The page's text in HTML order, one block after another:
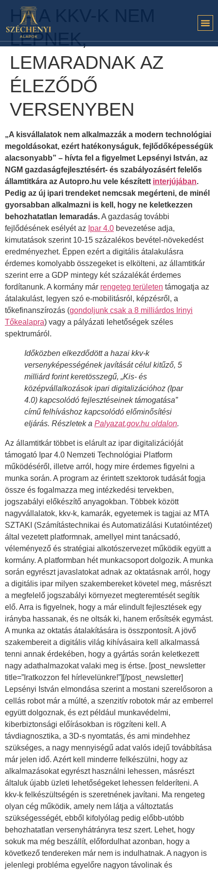
HA A KKV-K NEM
LÉPNEK,
LEMARADNAK AZ
ÉLEZŐDŐ
VERSENYBEN
„A kisvállalatok nem alkalmazzák a modern technológiai
megoldásokat, ezért hatékonyságuk, fejlődőképességük
alacsonyabb” – hívta fel a figyelmet Lepsényi István, az
NGM gazdaságfejlesztésért- és szabályozásért felelős
államtitkára az Autopro.hu vele készített interjújában.
Pedig az új ipari trendeket nemcsak megérteni, de minél
gyorsabban alkalmazni is kell, hogy ne keletkezzen
behozhatatlan lemaradás.A gazdaság további
fejlődésének esélyét az Ipar 4.0 bevezetése adja,
kimutatások szerint 10-15 százalékos bevétel-növekedést
eredményezhet. Éppen ezért a digitális átalakulásra
érdemes komolyabb összegeket is elkölteni, az államtitkár
szerint erre a GDP mintegy két százalékát érdemes
fordítanunk. A kormány már rengeteg területen támogatja az
átalakulást, legyen szó e-mobilitásról, képzésről, a
tőkefinanszírozás (gondoljunk csak a 8 milliárdos Irinyi
Tőkealapra) vagy a pályázati lehetőségek széles
spektrumáról.
Időközben elkezdődött a hazai kkv-k
versenyképességének javítását célul kitűző, 5
milliárd forint keretösszegű, „Kis- és
középvállalkozások ipari digitalizációhoz (Ipar
4.0) kapcsolódó fejlesztéseinek támogatása”
című felhíváshoz kapcsolódó előminősítési
eljárás. Részletek a Palyazat.gov.hu oldalon.
Az államtitkár többet is elárult az ipar digitalizációját
támogató Ipar 4.0 Nemzeti Technológiai Platform
működéséről, illetve arról, hogy mire érdemes figyelni a
munka során. A program az érintett szektorok tudását fogja
össze és fogalmazza meg intézkedési tervekben,
jogszabályi előkészítő anyagokban. Többek között
nagyvállalatok, kkv-k, kamarák, egyetemek is tagjai az MTA
SZTAKI (Számítástechnikai és Automatizálási Kutatóintézet)
által vezetett platformnak, amellyel mint tanácsadó,
véleményező és stratégiai alkotószervezet működik együtt a
kormány. A platformban hét munkacsoport dolgozik. A munka
során egyrészt javaslatokat adnak az oktatásnak arról, hogy
a digitális ipar milyen szakembereket követel meg, másrészt
a megfelelő jogszabályi környezet megteremtését segítik
elő. Arra is figyelnek, hogy a már elindult fejlesztések egy
irányba hassanak, és ne oltsák ki, hanem erősítsék egymást.
A munka az oktatás átalakítására is összpontosít. A jövő
szakembereit a digitális világ kihívásaira kell alkalmassá
tenni annak érdekében, hogy a gyártás során keletkezett
nagy adathalmazokat valaki meg is értse. [post_newsletter
title=”Iratkozzon fel hírlevelünkre!”][/post_newsletter]
Lepsényi István elmondása szerint a mostani szerelősoron a
cellás robot már a múlté, a szenzitív robotok már az emberrel
együtt dolgoznak, és ezt például munkavédelmi,
kiberbiztonsági előírásokban is rögzíteni kell. A
távdiagnosztika, a 3D-s nyomtatás, és ami mindehhez
szükséges, a nagy mennyiségű adat valós idejű továbbítása
már jelen idő. Azért kell minderre felkészülni, hogy az
alkalmazásokat egyrészt használni lehessen, másrészt
általuk újabb üzleti lehetőségeket lehessen felderíteni. A
kkv-k felkészültségén is szeretnének javítani. Ma rengeteg
olyan cég működik, amely nem látja a változtatás
szükségességét, ebből kifolyólag pedig előbb-utóbb
behozhatatlan versenyhátrányra tesz szert. Lehet, hogy
sokuk ma még beszállít, előfordulhat azonban, hogy a
következő tendereken már nem is indulhatnak. A nagyon is
jelenlegi probléma egyelőre nagyon távolinak és